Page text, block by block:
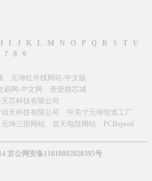
H J K L M N O P Q R S T
U
7 8 9
元坤红外线网站-中文版
易网-中文网
壹壹捌芯城
芯科技有限公司
天科技有限公司
中关寸元坤智造工厂
元坤三部网站 首天电阻网站 PCBspeed
京公网安备11010802020395号